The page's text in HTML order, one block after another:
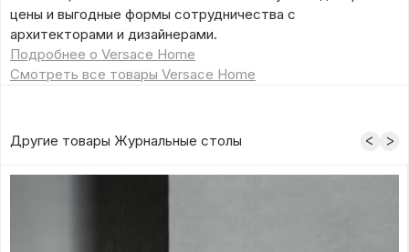
цены и выгодные формы сотрудничества с
архитекторами и дизайнерами.
Подробнее о Versace Home
Смотреть все товары Versace Home
Другие товары Журнальные столы